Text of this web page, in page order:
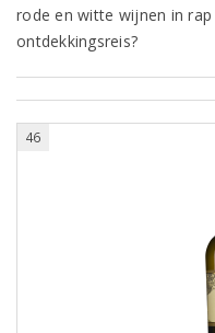
rode en witte wijnen in
ontdekkingsreis?
46